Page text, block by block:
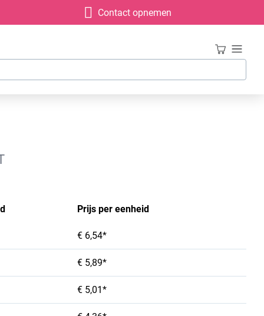
Contact opnemen
Prijs per eenheid
€ 6,54*
€ 5,89*
€ 5,01*